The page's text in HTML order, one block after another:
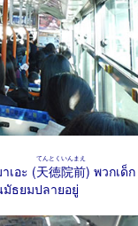
เอะ (天徳院前
てんとくいんまえ
) พวกเด็ก
มัธยมปลายอยู่